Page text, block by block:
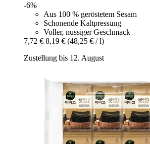
-6%
Aus 100 % geröstetem Sesam
Schonende Kaltpressung
Voller, nussiger Geschmack
7,72 € 8,19 € (48,25 € / l)
Zustellung bis 12. August